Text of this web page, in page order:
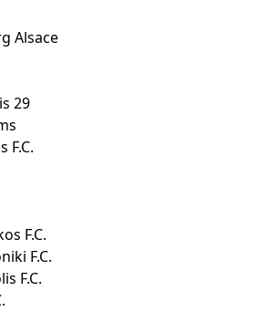
Alsace
29
F.C.
F.C.
F.C.
F.C.